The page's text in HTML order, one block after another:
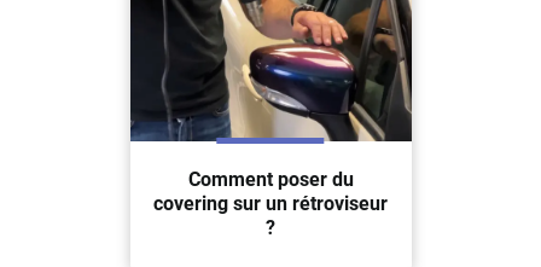
Comment poser du
covering sur un rétroviseur
?